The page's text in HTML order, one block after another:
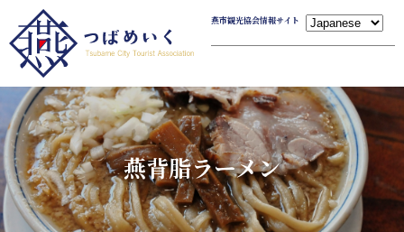
燕市観光協会情報サイト
燕背脂ラーメン